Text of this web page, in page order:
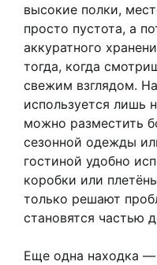
высокие полки,
просто пустота, а
аккуратного
тогда, когда
свежим взглядом.
используется лишь
можно разместить
сезонной одежды
гостиной удобно
коробки или
только решают
становятся частью
Еще одна находка —